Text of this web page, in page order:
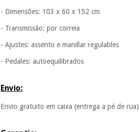
- Dimensões: 103 x 60 x 152 cm
- Transmissão: por correia
- Ajustes: assento e manillar regulables
- Pedales: autoequilibrados
Envio:
Envio gratuito em caixa (entrega a pé de rua)